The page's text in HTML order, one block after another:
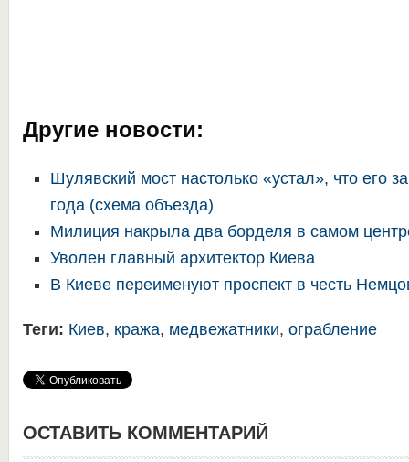
Другие новости:
Шулявский мост настолько «устал», что его
года (схема объезда)
Милиция накрыла два борделя в самом
Уволен главный архитектор Киева
В Киеве переименуют проспект в честь
Теги: Киев, кража, медвежатники, ограбление
ОСТАВИТЬ КОММЕНТАРИЙ